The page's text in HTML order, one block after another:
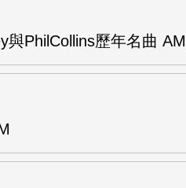
與PhilCollins歷年名曲 AM